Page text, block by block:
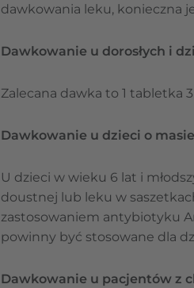
dawkowania leku, konieczna
Dawkowanie u dorosłych i
Zalecana dawka to 1 tabletka
Dawkowanie u dzieci o
U dzieci w wieku 6 lat i
doustnej lub leku w
zastosowaniem antybiotyku
powinny być stosowane dla
Dawkowanie u pacjentów z